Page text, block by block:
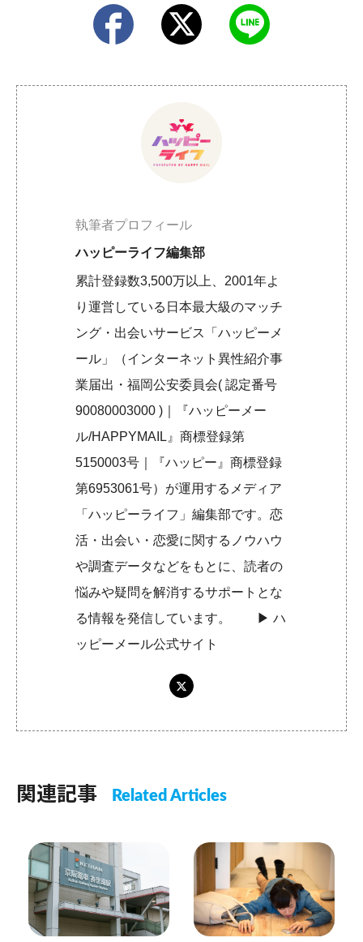
執筆者プロフィール
ハッピーライフ編集部
累計登録数3,500万以上、2001年よ
り運営している日本最大級のマッチ
ング・出会いサービス「ハッピーメ
ール」（インターネット異性紹介事
業届出・福岡公安委員会( 認定番号
90080003000 )｜『ハッピーメー
ル/HAPPYMAIL』商標登録第
5150003号｜『ハッピー』商標登録
第6953061号）が運用するメディア
「ハッピーライフ」編集部です。恋
活・出会い・恋愛に関するノウハウ
や調査データなどをもとに、読者の
悩みや疑問を解消するサポートとな
る情報を発信しています。 ▶︎ハ
ッピーメール公式サイト
関連記事 Related Articles